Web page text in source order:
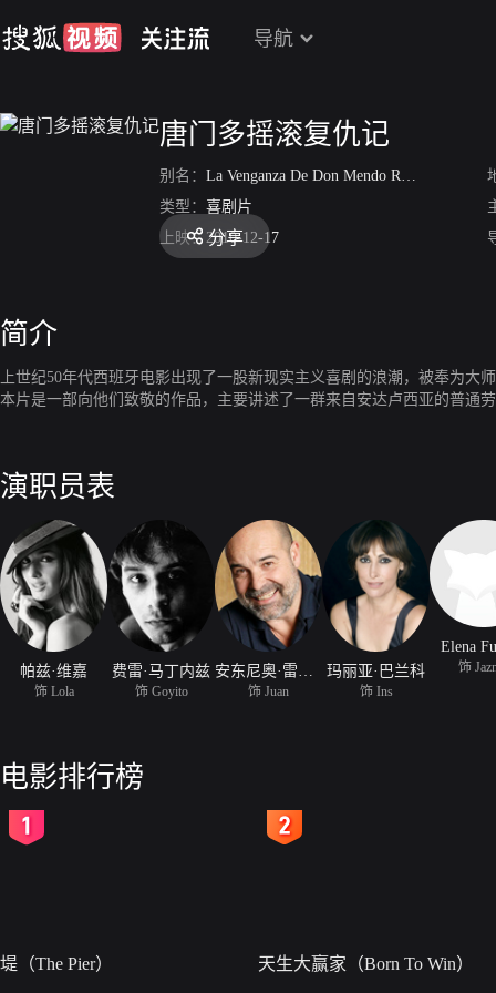
导航
唐门多摇滚复仇记
别名： La Venganza De Don Mendo Rock
类型： 喜剧片
上映： 2010-12-17
分享
简介
上世纪50年代西班牙电影出现了一股新现实主义喜剧的浪潮，被奉为大
本片是一部向他们致敬的作品，主要讲述了一群来自安达卢西亚的普通
演职员表
帕兹·维嘉
饰 Lola
费雷·马丁内兹
饰 Goyito 饰 Juan
玛丽亚·巴兰科
饰 Ins
Elena
饰
电影排行榜
堤（The Pier） 天生大赢家（Born To Win）